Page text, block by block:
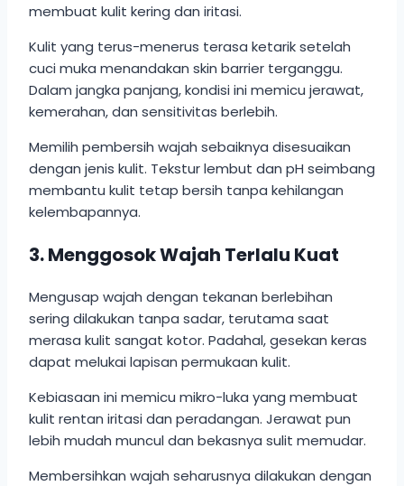
membuat kulit kering dan iritasi.
Kulit yang terus-menerus terasa ketarik setelah
cuci muka menandakan skin barrier terganggu.
Dalam jangka panjang, kondisi ini memicu jerawat,
kemerahan, dan sensitivitas berlebih.
Memilih pembersih wajah sebaiknya disesuaikan
dengan jenis kulit. Tekstur lembut dan pH seimbang
membantu kulit tetap bersih tanpa kehilangan
kelembapannya.
3. Menggosok Wajah Terlalu Kuat
Mengusap wajah dengan tekanan berlebihan
sering dilakukan tanpa sadar, terutama saat
merasa kulit sangat kotor. Padahal, gesekan keras
dapat melukai lapisan permukaan kulit.
Kebiasaan ini memicu mikro-luka yang membuat
kulit rentan iritasi dan peradangan. Jerawat pun
lebih mudah muncul dan bekasnya sulit memudar.
Membersihkan wajah seharusnya dilakukan dengan